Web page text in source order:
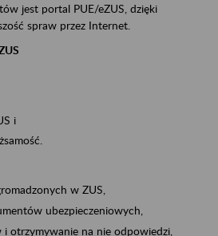
jest portal PUE/eZUS, dzięki
spraw przez Internet.
i
w ZUS,
ubezpieczeniowych,
i otrzymywanie na nie odpowiedzi,